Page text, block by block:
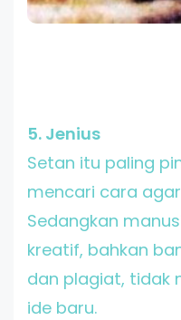
5. Jenius
Setan itu paling
mencari cara
Sedangkan
kreatif, bahkan
dan plagiat, tidak
ide baru.